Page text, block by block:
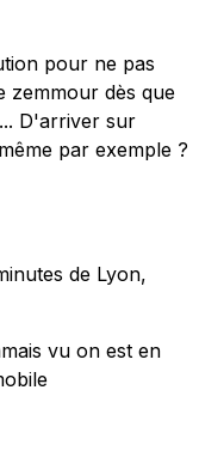
pour ne pas
zemmour dès que
D'arriver sur
par exemple ?
de Lyon,
vu on est en